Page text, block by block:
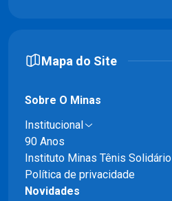
Mapa do Site
Sobre O Minas
Institucional
90 Anos
Instituto Minas Tênis Solidário
Política de privacidade
Novidades